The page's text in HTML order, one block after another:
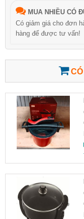
MUA NHIỀU CÓ
Có giảm giá cho đơn
hàng để được tư vấn!
CÓ